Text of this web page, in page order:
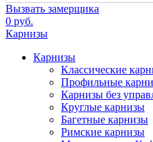
Вызвать замерщика
0 руб.
Карнизы
Карнизы
Классические
Профильные
Карнизы без
Круглые карнизы
Багетные карнизы
Римские карнизы